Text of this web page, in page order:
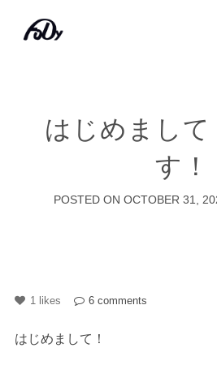
はじめまして
す！
POSTED ON OCTOBER 31,
1 likes 6 comments
はじめまして！